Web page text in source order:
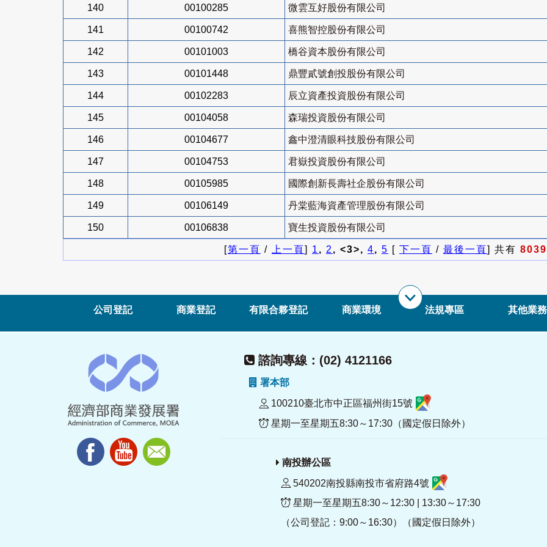
140 00100285 微雲互好股份有限公司
141 00100742 喜熊智控股份有限公司
142 00101003 橋谷資本股份有限公司
143 00101448 鼎豐貳號創投股份有限公司
144 00102283 辰立資產投資股份有限公司
145 00104058 森瑞投資股份有限公司
146 00104677 鑫中澄清眼科技股份有限公司
147 00104753 君嶽投資股份有限公司
148 00105985 國際創新長壽社企股份有限公司
149 00106149 丹棠藍海資產管理股份有限公司
150 00106838 寶生投資股份有限公司
[第一頁 / 上一頁] 1, 2, <3>, 4, 5 [ 下一頁 / 最後一頁] 共有 8039
公司登記 商業登記 有限合夥登記 商業環境 法規專區 其他業務
諮詢專線：(02) 4121166
署本部
100210臺北市中正區福州街15號
星期一至星期五8:30～17:30（國定假日除外）
南投辦公區
540202南投縣南投市省府路4號
星期一至星期五8:30～12:30 | 13:30～17:30
（公司登記：9:00～16:30）（國定假日除外）